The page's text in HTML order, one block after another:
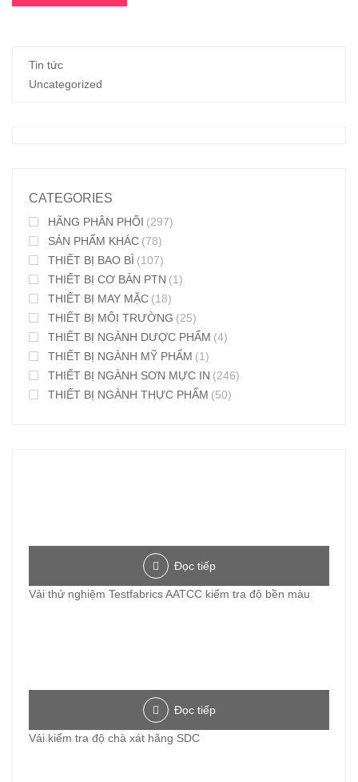
Tin tức
Uncategorized
CATEGORIES
HÃNG PHÂN PHỐI (297)
SẢN PHẨM KHÁC (78)
THIẾT BỊ BAO BÌ (107)
THIẾT BỊ CƠ BẢN PTN (1)
THIẾT BỊ MAY MẶC (18)
THIẾT BỊ MÔI TRƯỜNG (25)
THIẾT BỊ NGÀNH DƯỢC PHẨM (4)
THIẾT BỊ NGÀNH MỸ PHẨM (1)
THIẾT BỊ NGÀNH SƠN MỰC IN (246)
THIẾT BỊ NGÀNH THỰC PHẨM (50)
Đọc tiếp
Vải thử nghiệm Testfabrics AATCC kiểm tra độ bền màu
Đọc tiếp
Vải kiểm tra độ chà xát hãng SDC